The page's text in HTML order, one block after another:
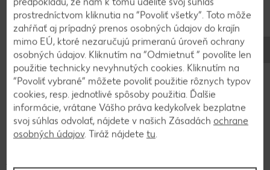
Používanie a skladovanie
Na čo sa môže badián použiť a
ako sa skladuje?
Badián je univerzálne korenie s jedinečnou vôňou a chuťou,
ktorý je obľúbený v mnohých kuchyniach sveta. Vďaka
prostredníctvom kliknutia na “Povoliť všetky”. Toto môže
zahŕňať aj prípadný prenos osobných údajov do krajín
mimo EÚ, ktoré nezaručujú primeranú úroveň ochrany
osobných údajov. Kliknutím na “Odmietnuť ” povolíte len
použitie technicky nevyhnutých cookies. Kliknutím na
“Povoliť vybrané” môžete povoliť použitie rôznych typov
cookies, resp. jednotlivé spôsoby použitia. Ďalšie
informácie, vrátane Vášho práva kedykoľvek bezplatne
svoj súhlas odvolať, nájdete v našich Zásadách ochrane
osobných údajov. Tiráž nájdete tu.